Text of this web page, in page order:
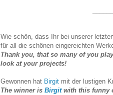
Wie schön, dass Ihr bei unserer
für all die schönen eingereichten
Thank you, that so many of you
look at your projects!
Gewonnen hat Birgit mit der lustigen
The winner is Birgitwith this funny